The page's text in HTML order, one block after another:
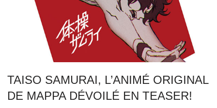
TAISO SAMURAI, L’ANIMÉ ORIGINAL
DE MAPPA DÉVOILÉ EN TEASER!